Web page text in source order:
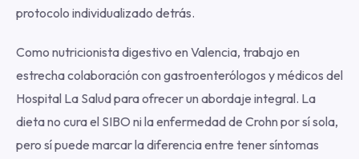
protocolo individualizado detrás.
Como nutricionista digestivo en Valencia, trabajo en
estrecha colaboración con gastroenterólogos y médicos del
Hospital La Salud para ofrecer un abordaje integral. La
dieta no cura el SIBO ni la enfermedad de Crohn por sí sola,
pero sí puede marcar la diferencia entre tener síntomas